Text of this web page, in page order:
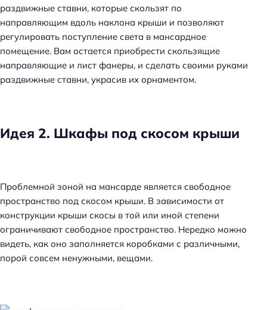
раздвижные ставни, которые скользят по
направляющим вдоль наклона крыши и позволяют
регулировать поступление света в мансардное
помещение. Вам остается приобрести скользящие
направляющие и лист фанеры, и сделать своими руками
раздвижные ставни, украсив их орнаментом.
Идея 2. Шкафы под скосом крыши
Проблемной зоной на мансарде является свободное
пространство под скосом крыши. В зависимости от
конструкции крыши скосы в той или иной степени
ограничивают свободное пространство. Нередко можно
видеть, как оно заполняется коробками с различными,
порой совсем ненужными, вещами.